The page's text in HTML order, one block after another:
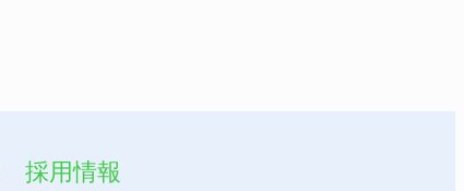
採用情報